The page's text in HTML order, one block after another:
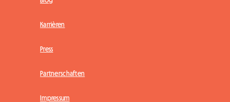
Karrièren
Press
Partnerschaften
Impressum